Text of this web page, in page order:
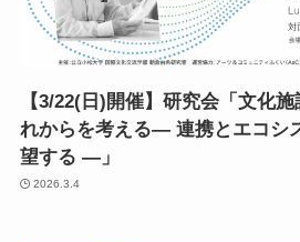
【3/22(日)開催】研究会「文化
れからを考える― 連携とエコシ
望する ―」
2026.3.4